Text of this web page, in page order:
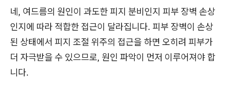
네, 여드름의 원인이 과도한 피지 분비인지 피부 장벽 손상
인지에 따라 적합한 접근이 달라집니다. 피부 장벽이 손상
된 상태에서 피지 조절 위주의 접근을 하면 오히려 피부가
더 자극받을 수 있으므로, 원인 파악이 먼저 이루어져야 합
니다.